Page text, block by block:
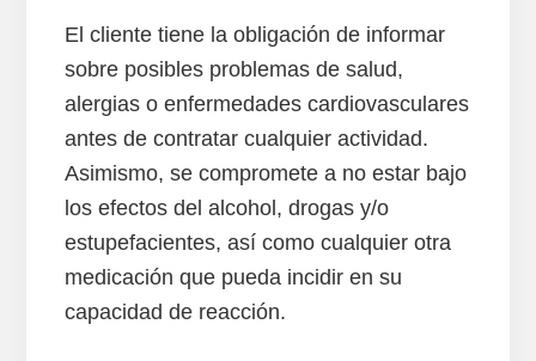
El cliente tiene la obligación de informar
sobre posibles problemas de salud,
alergias o enfermedades cardiovasculares
antes de contratar cualquier actividad.
Asimismo, se compromete a no estar bajo
los efectos del alcohol, drogas y/o
estupefacientes, así como cualquier otra
medicación que pueda incidir en su
capacidad de reacción.